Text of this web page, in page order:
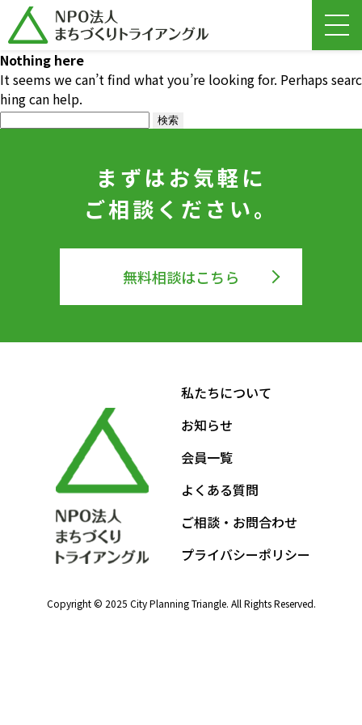
Nothing here
It seems we can’t find what you’re looking for. Perhaps searc
hing can help.
検
まずはお気軽に
ご相談ください。
無料相談はこちら
私たちについて
お知らせ
会員一覧
よくある質問
ご相談・お問合わせ
プライバシーポリシー
Copyright © 2025 City Planning Triangle. All Rights Reserved.